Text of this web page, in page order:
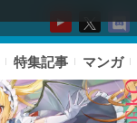
特集記事 マンガ